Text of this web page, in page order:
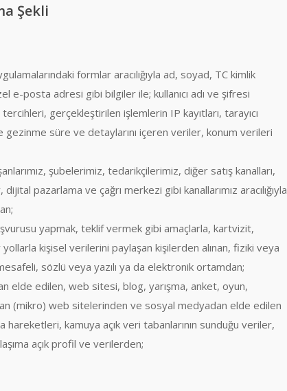
Şekli
formlar aracılığıyla ad, soyad, TC kimlik
e-posta adresi gibi bilgiler ile; kullanıcı adı ve şifresi
gerçekleştirilen işlemlerin IP kayıtları, tarayıcı
süre ve detaylarını içeren veriler, konum verileri
şubelerimiz, tedarikçilerimiz, diğer satış kanalları,
pazarlama ve çağrı merkezi gibi kanallarımız aracılığıyla
yapmak, teklif vermek gibi amaçlarla, kartvizit,
kişisel verilerini paylaşan kişilerden alınan, fiziki veya
sözlü veya yazılı ya da elektronik ortamdan;
elde edilen, web sitesi, blog, yarışma, anket, oyun,
(mikro) web sitelerinden ve sosyal medyadan elde edilen
kamuya açık veri tabanlarının sunduğu veriler,
açık profil ve verilerden;